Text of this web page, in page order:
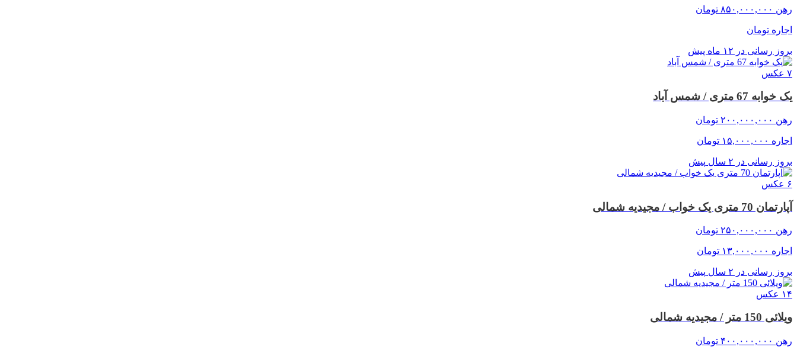
رهن ۸۵۰,۰۰۰,۰۰۰ تومان
اجاره تومان
بروز رسانی در ۱۲ ماه پیش
۷ عکس
یک خوابه 67 متری / شمس آباد
رهن ۲۰۰,۰۰۰,۰۰۰ تومان
اجاره ۱۵,۰۰۰,۰۰۰ تومان
بروز رسانی در ۲ سال پیش
۶ عکس
آپارتمان 70 متری یک خواب / مجیدیه شمالی
رهن ۲۵۰,۰۰۰,۰۰۰ تومان
اجاره ۱۳,۰۰۰,۰۰۰ تومان
بروز رسانی در ۲ سال پیش
۱۴ عکس
ویلائی 150 متر / مجیدیه شمالی
رهن ۴۰۰,۰۰۰,۰۰۰ تومان